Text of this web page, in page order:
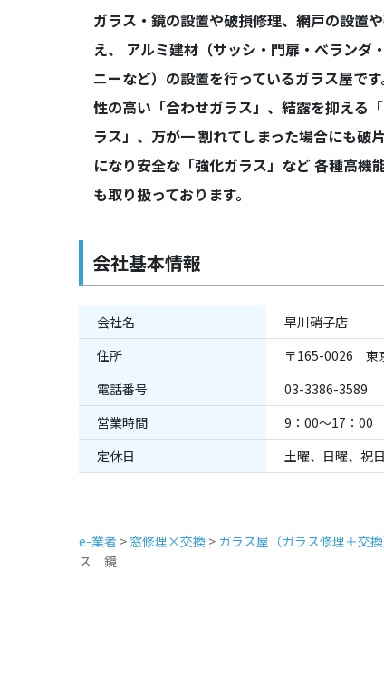
ガラス・鏡の設置や破損修理、網戸の設置
え、 アルミ建材（サッシ・門扉・ベランダ
ニーなど）の設置を行っているガラス屋で
性の高い「合わせガラス」、結露を抑える
ラス」、万が一 割れてしまった場合にも破
になり安全な「強化ガラス」など 各種高機
も取り扱っております。
会社基本情報
会社名
早川硝子店
住所
〒165-0026 東
電話番号
03-3386-3589
営業時間
9：00～17：00
定休日
土曜、日曜、祝日
e-業者 > 窓修理×交換 > ガラス屋（ガラス修理＋交換
ス 鏡